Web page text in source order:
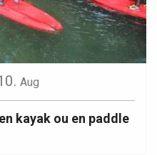
Aug
kayak ou en paddle